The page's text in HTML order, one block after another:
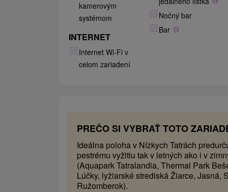
kamerovým
systémom
INTERNET
Internet Wi-Fi v
celom zariadení
Nočný bar
Bar
PREČO SI VYBRAŤ TOTO
Ideálna poloha v Nízkych Tatrách
pestrému vyžitiu tak v letných ako i v
(Aquapark Tatralandia, Thermal Park
Lúčky, lyžiarské strediská Žiarce, Jasná,
Ružomberok).